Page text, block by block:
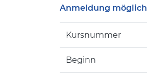
Anmeldung möglich
Kursnummer
Beginn